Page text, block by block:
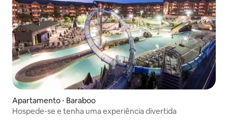
Apartamento ⋅ Baraboo
Hospede-se e tenha uma experiência divertida